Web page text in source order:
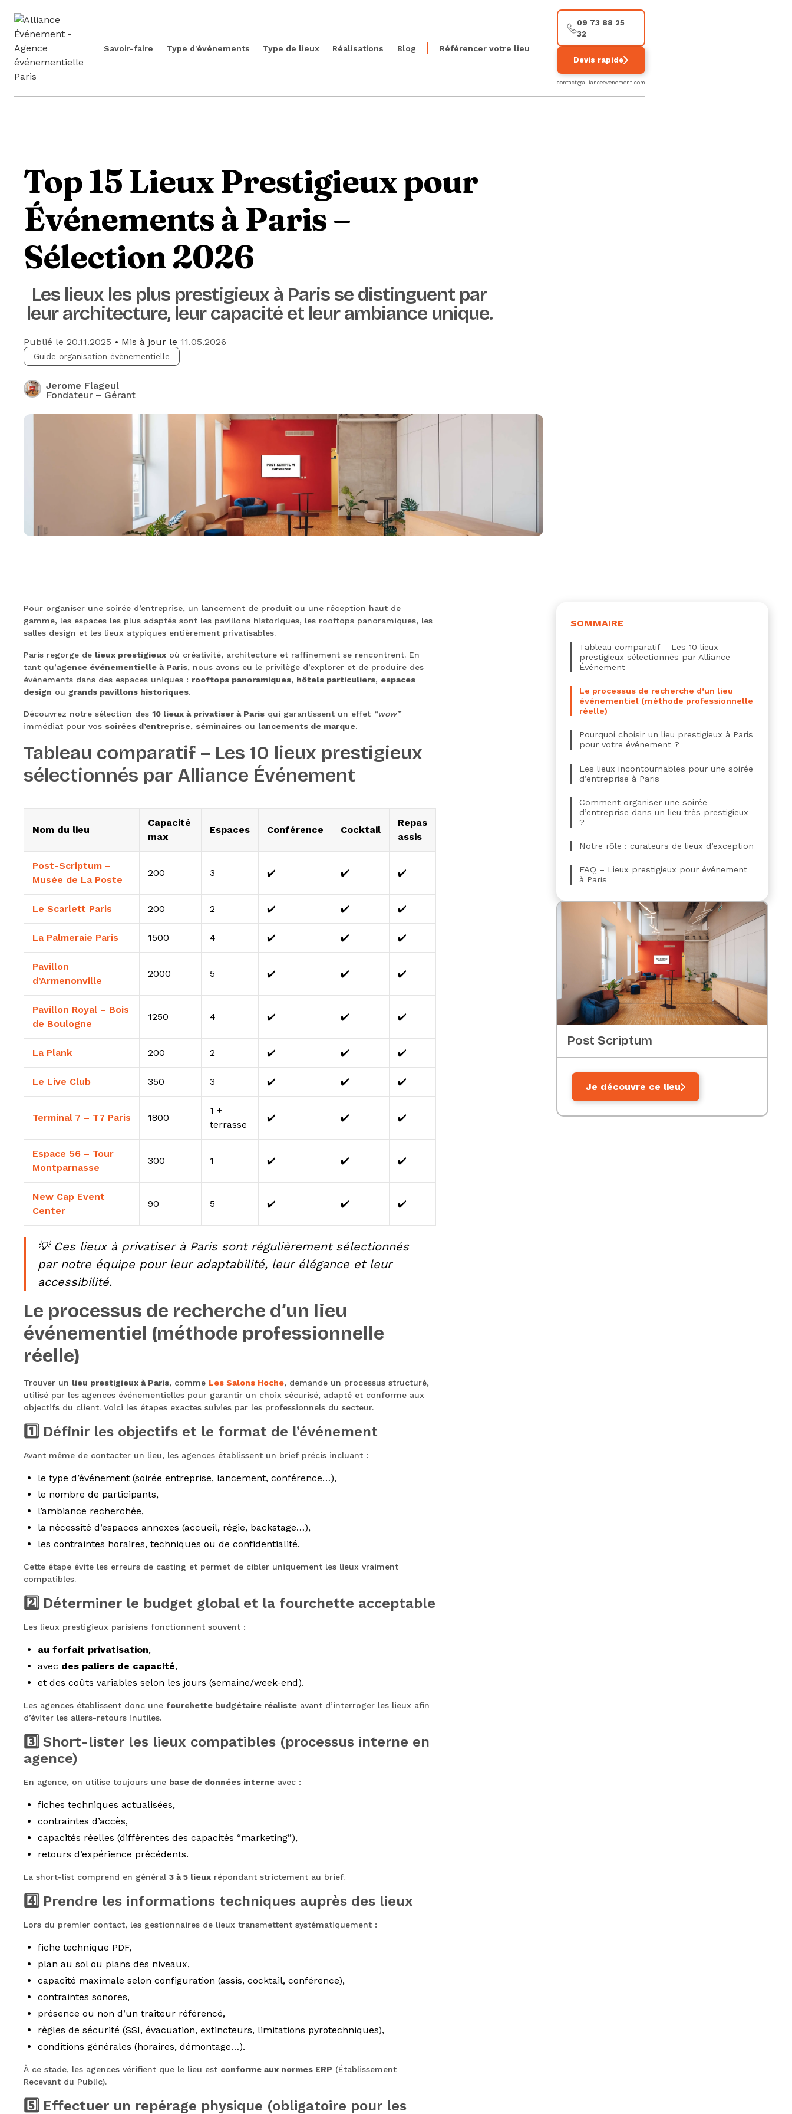
Savoir-faire Type d'événements Type de lieux Réalisations Blog Référencer votre lieu
09 73 88 25
32
Devis rapide
contact@allianceevenement.com
Top 15 Lieux Prestigieux pour
Événements à Paris –
Sélection 2026
Les lieux les plus prestigieux à Paris se distinguent par
leur architecture, leur capacité et leur ambiance unique.
Publié le 20.11.2025 • Mis à jour le 11.05.2026
Guide organisation évènementielle
Jerome Flageul
Fondateur – Gérant
Pour organiser une soirée d’entreprise, un lancement de produit ou une réception haut de
gamme, les espaces les plus adaptés sont les pavillons historiques, les rooftops panoramiques, les
salles design et les lieux atypiques entièrement privatisables.
Paris regorge de lieux prestigieux où créativité, architecture et raffinement se rencontrent. En
tant qu’agence événementielle à Paris, nous avons eu le privilège d’explorer et de produire des
événements dans des espaces uniques : rooftops panoramiques, hôtels particuliers, espaces
design ou grands pavillons historiques.
Découvrez notre sélection des 10 lieux à privatiser à Paris qui garantissent un effet “wow”
immédiat pour vos soirées d’entreprise, séminaires ou lancements de marque.
Tableau comparatif – Les 10 lieux prestigieux
sélectionnés par Alliance Événement
Nom du lieu
Capacité
max
Espaces Conférence Cocktail
Repas
assis
Post-Scriptum –
Musée de La Poste
200 3 ✔️ ✔️ ✔️
Le Scarlett Paris 200 2 ✔️ ✔️ ✔️
La Palmeraie Paris 1500 4 ✔️ ✔️ ✔️
Pavillon
d’Armenonville
2000 5 ✔️ ✔️ ✔️
Pavillon Royal – Bois
de Boulogne
1250 4 ✔️ ✔️ ✔️
La Plank 200 2 ✔️ ✔️ ✔️
Le Live Club 350 3 ✔️ ✔️ ✔️
Terminal 7 – T7 Paris 1800
1 +
terrasse
✔️ ✔️ ✔️
Espace 56 – Tour
Montparnasse
300 1 ✔️ ✔️ ✔️
New Cap Event
Center
90 5 ✔️ ✔️ ✔️
💡 Ces lieux à privatiser à Paris sont régulièrement sélectionnés
par notre équipe pour leur adaptabilité, leur élégance et leur
accessibilité.
Le processus de recherche d’un lieu
événementiel (méthode professionnelle
réelle)
Trouver un lieu prestigieux à Paris, comme Les Salons Hoche, demande un processus structuré,
utilisé par les agences événementielles pour garantir un choix sécurisé, adapté et conforme aux
objectifs du client. Voici les étapes exactes suivies par les professionnels du secteur.
1️⃣ Définir les objectifs et le format de l’événement
Avant même de contacter un lieu, les agences établissent un brief précis incluant :
le type d’événement (soirée entreprise, lancement, conférence…),
le nombre de participants,
l’ambiance recherchée,
la nécessité d’espaces annexes (accueil, régie, backstage…),
les contraintes horaires, techniques ou de confidentialité.
Cette étape évite les erreurs de casting et permet de cibler uniquement les lieux vraiment
compatibles.
2️⃣ Déterminer le budget global et la fourchette acceptable
Les lieux prestigieux parisiens fonctionnent souvent :
au forfait privatisation,
avec des paliers de capacité,
et des coûts variables selon les jours (semaine/week-end).
Les agences établissent donc une fourchette budgétaire réaliste avant d’interroger les lieux afin
d’éviter les allers-retours inutiles.
3️⃣ Short-lister les lieux compatibles (processus interne en
agence)
En agence, on utilise toujours une base de données interne avec :
fiches techniques actualisées,
contraintes d’accès,
capacités réelles (différentes des capacités “marketing”),
retours d’expérience précédents.
La short-list comprend en général 3 à 5 lieux répondant strictement au brief.
4️⃣ Prendre les informations techniques auprès des lieux
Lors du premier contact, les gestionnaires de lieux transmettent systématiquement :
fiche technique PDF,
plan au sol ou plans des niveaux,
capacité maximale selon configuration (assis, cocktail, conférence),
contraintes sonores,
présence ou non d’un traiteur référencé,
règles de sécurité (SSI, évacuation, extincteurs, limitations pyrotechniques),
conditions générales (horaires, démontage…).
À ce stade, les agences vérifient que le lieu est conforme aux normes ERP (Établissement
Recevant du Public).
5️⃣ Effectuer un repérage physique (obligatoire pour les
SOMMAIRE
Tableau comparatif – Les 10 lieux
prestigieux sélectionnés par Alliance
Événement
Le processus de recherche d’un lieu
événementiel (méthode professionnelle
réelle)
Pourquoi choisir un lieu prestigieux à Paris
pour votre événement ?
Les lieux incontournables pour une soirée
d’entreprise à Paris
Comment organiser une soirée
d’entreprise dans un lieu très prestigieux
?
Notre rôle : curateurs de lieux d’exception
FAQ – Lieux prestigieux pour événement
à Paris
Post Scriptum
Je découvre ce lieu